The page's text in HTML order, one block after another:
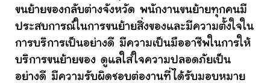
ขนย้ายของกลับต่างจังหวัด พนักงานขนย้ายทุกคนมี
ประสบการณ์ในการขนย้ายสิ่งของและมีความตั้งใจใน
การบริการเป็นอย่างดี มีความเป็นมืออาชีพในการให้
บริการขนย้ายของ ดูแลใส่ใจความปลอดภัยเป็น
อย่างดี มีความรับผิดชอบต่องานที่ได้รับมอบหมาย